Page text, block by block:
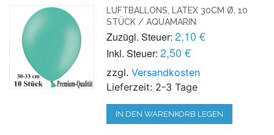
LUFTBALLONS, LATEX 30CM Ø, 10
STÜCK / AQUAMARIN
Zuzügl. Steuer: 2,10 €
Inkl. Steuer: 2,50 €
zzgl.Versandkosten
Lieferzeit: 2-3 Tage
IN DEN WARENKORB LEGEN